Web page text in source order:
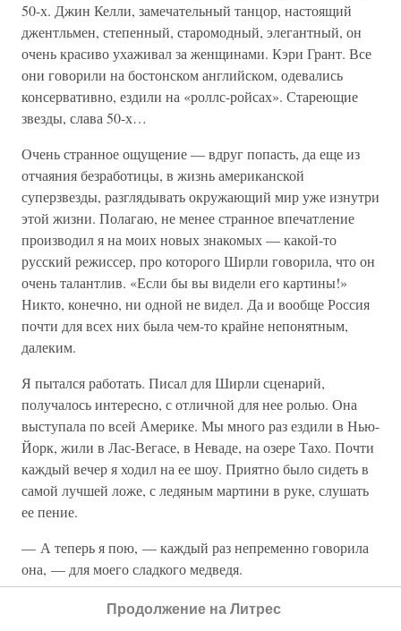
50-х. Джин Келли, замечательный танцор, настоящий
джентльмен, степенный, старомодный, элегантный, он
очень красиво ухаживал за женщинами. Кэри Грант. Все
они говорили на бостонском английском, одевались
консервативно, ездили на «роллс-ройсах». Стареющие
звезды, слава 50-х…
Очень странное ощущение — вдруг попасть, да еще из
отчаяния безработицы, в жизнь американской
суперзвезды, разглядывать окружающий мир уже изнутри
этой жизни. Полагаю, не менее странное впечатление
производил я на моих новых знакомых — какой-то
русский режиссер, про которого Ширли говорила, что он
очень талантлив. «Если бы вы видели его картины!»
Никто, конечно, ни одной не видел. Да и вообще Россия
почти для всех них была чем-то крайне непонятным,
далеким.
Я пытался работать. Писал для Ширли сценарий,
получалось интересно, с отличной для нее ролью. Она
выступала по всей Америке. Мы много раз ездили в Нью-
Йорк, жили в Лас-Вегасе, в Неваде, на озере Тахо. Почти
каждый вечер я ходил на ее шоу. Приятно было сидеть в
самой лучшей ложе, с ледяным мартини в руке, слушать
ее пение.
— А теперь я пою, — каждый раз непременно говорила
она, — для моего сладкого медведя.
Никто в зале не знал, что речь обо мне.
Продолжение на Литрес